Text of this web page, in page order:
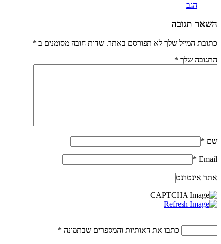
הגב
השאר תגובה
כתובת המייל שלך לא תפורסם באתר. שדות חובה מסומנים ב *
התגובה שלך *
שם *
Email
*
אתר אינטרנט
כתבו את האותיות והמספרים שבתמונה *